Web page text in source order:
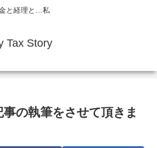
と経理と…私
Tax Story
の執筆をさせて頂きま